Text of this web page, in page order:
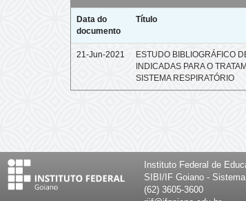
Data do
documento
Título
21-Jun-2021
ESTUDO BIBLIOGRÁFICO
INDICADAS PARA O
SISTEMA RESPIRATÓRIO
Instituto Federal de
SIBI/IF Goiano -
(62) 3605-3600